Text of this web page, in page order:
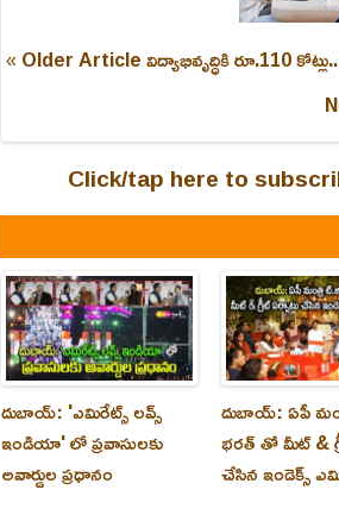
« Older Articleవిద్యాభివృద్ధికి రూ.110
Click/tap here to
దుబాయ్: 'ఎమిరేట్స్ లవ్స్
ఇండియా' లో ప్రవాసులకు
అవార్డుల ప్రధానం
దుబాయ్: ఏపీ
భరత్ తో మీట్ &
చేసిన ఇండెక్స్